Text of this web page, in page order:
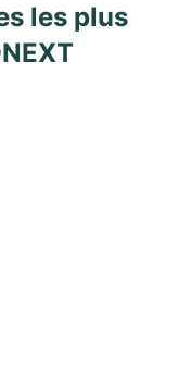
les plus